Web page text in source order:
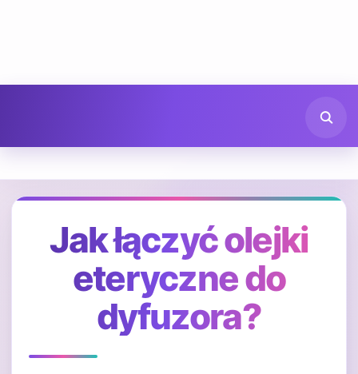
Jak łączyć olejki
eteryczne do
dyfuzora?